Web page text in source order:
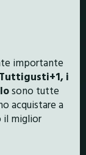
importante
i
sono tutte
acquistare a
il miglior